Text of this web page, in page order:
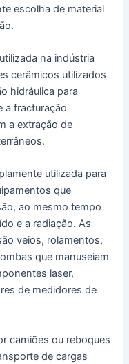
escolha de material
na indústria
cerâmicos utilizados
hidráulica para
a fracturação
a extração de
utilizada para
que
ao mesmo tempo
e a radiação. As
veios, rolamentos,
que manuseiam
laser,
de medidores de
camiões ou reboques
de cargas